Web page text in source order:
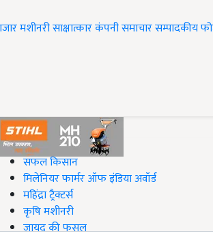
मशीनरीसाक्षात्कारकंपनी समाचारसम्पादकीय
#Top on Krishi Jagran
सफल किसान
मिलेनियर फार्मर ऑफ इंडिया अवॉर्ड
महिंद्रा ट्रैक्टर्स
कृषि मशीनरी
जायद की फसल